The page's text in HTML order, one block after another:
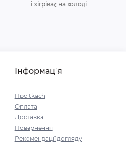
і зігріває на холоді
Інформація
Про tkach
Оплата
Доставка
Повернення
Рекомендації догляду